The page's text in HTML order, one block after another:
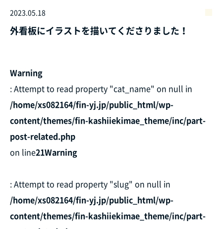
2023.05.18
外看板にイラストを描いてくださりました！
Warning
: Attempt to read property "cat_name" on null in
/home/xs082164/fin-yj.jp/public_html/wp-
content/themes/fin-kashiiekimae_theme/inc/part-
post-related.php
on line21Warning
: Attempt to read property "slug" on null in
/home/xs082164/fin-yj.jp/public_html/wp-
content/themes/fin-kashiiekimae_theme/inc/part-